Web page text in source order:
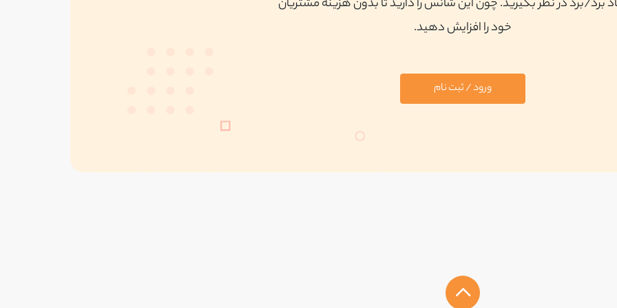
برد/برد در نظر بگیرید. چون این شانس را دارید تا بدون هزینه مشتریان
خود را افزایش دهید.
ورود / ثبت نام